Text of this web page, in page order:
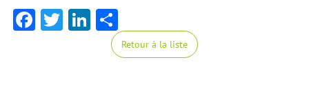
Facebook
TwitterLinkedIn
Retour à la liste